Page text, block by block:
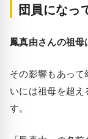
団員になっ
鳳真由さんの祖母
その影響もあっ
いには祖母を超
す。